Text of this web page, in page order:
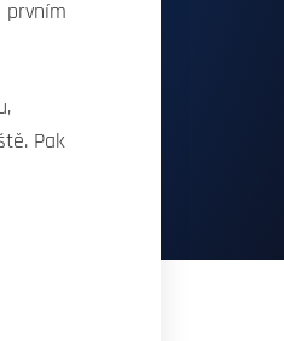
prvním
Pak